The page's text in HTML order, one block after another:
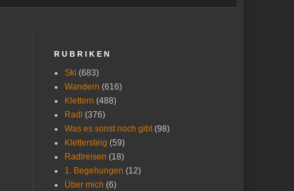
R U B R I K E N
Ski (683)
Wandern (616)
Klettern (488)
Radl (376)
Was es sonst noch gibt (98)
Klettersteig (59)
Radlreisen (18)
1. Begehungen (12)
Über mich (6)